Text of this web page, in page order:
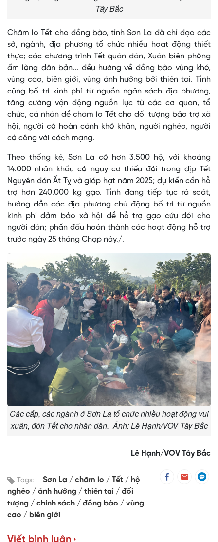
Tây Bắc
Chăm lo Tết cho đồng bào, tỉnh Sơn La đã chỉ đạo các
sở, ngành, địa phương tổ chức nhiều hoạt động thiết
thực; các chương trình Tết quân dân, Xuân biên phòng
ấm lòng dân bản... đều hướng về đồng bào vùng khó,
vùng cao, biên giới, vùng ảnh hưởng bởi thiên tai. Tỉnh
cũng bố trí kinh phí từ nguồn ngân sách địa phương,
tăng cường vận động nguồn lực từ các cơ quan, tổ
chức, cá nhân để chăm lo Tết cho đối tượng bảo trợ xã
hội, người có hoàn cảnh khó khăn, người nghèo, người
có công với cách mạng.
Theo thống kê, Sơn La có hơn 3.500 hộ, với khoảng
14.000 nhân khẩu có nguy cơ thiếu đói trong dịp Tết
Nguyên đán Ất Tỵ và giáp hạt năm 2025; dự kiến cần hỗ
trợ hơn 240.000 kg gạo. Tỉnh đang tiếp tục rà soát,
hướng dẫn các địa phương chủ động bố trí từ nguồn
kinh phí đảm bảo xã hội để hỗ trợ gạo cứu đói cho
người dân; phấn đấu hoàn thành các hoạt động hỗ trợ
trước ngày 25 tháng Chạp này./.
Các cấp, các ngành ở Sơn La tổ chức nhiều hoạt động vui
xuân, đón Tết cho nhân dân. Ảnh: Lê Hạnh/VOV Tây Bắc
Lê Hạnh/VOV Tây Bắc
Tags: Sơn La chăm lo Tết
hộ
nghèo
ảnh hưởng thiên tai
đối
tượng
chính sách đồng bào
vùng
cao
biên giới
Viết bình luận